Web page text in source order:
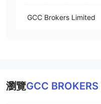
GCC Brokers Limited
瀏覽GCC BROKERS